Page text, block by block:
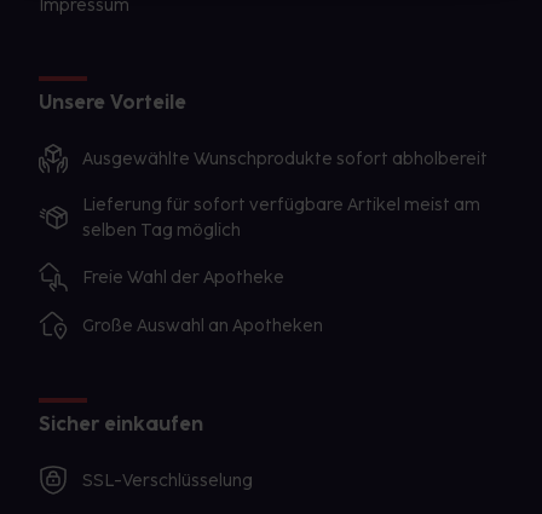
Impressum
Unsere Vorteile
Ausgewählte Wunschprodukte sofort abholbereit
Lieferung für sofort verfügbare Artikel meist am
selben Tag möglich
Freie Wahl der Apotheke
Große Auswahl an Apotheken
Sicher einkaufen
SSL-Verschlüsselung